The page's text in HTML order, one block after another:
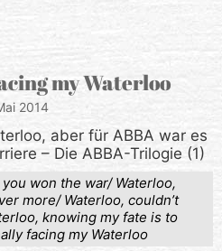
my Waterloo
2014
aber für ABBA war es
– Die ABBA-Trilogie (1)
won the war/ Waterloo,
more/ Waterloo, couldn’t
knowing my fate is to
facing my Waterloo